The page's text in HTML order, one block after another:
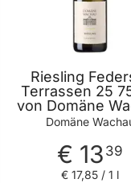
Riesling
Terrassen 25
von Domäne
Domäne
€ 13 39
€ 17,85 / 1 l